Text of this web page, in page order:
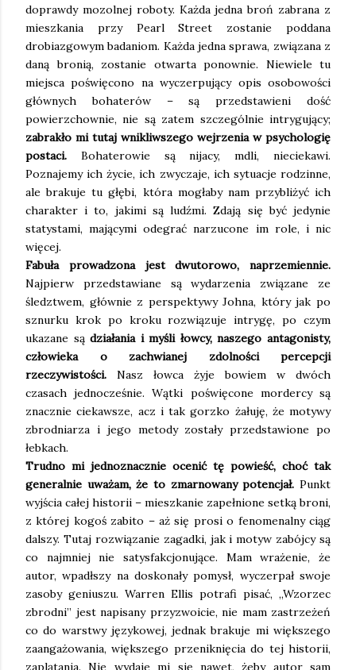
doprawdy mozolnej roboty. Każda jedna broń zabrana z
mieszkania przy Pearl Street zostanie poddana
drobiazgowym badaniom. Każda jedna sprawa, związana z
daną bronią, zostanie otwarta ponownie. Niewiele tu
miejsca poświęcono na wyczerpujący opis osobowości
głównych bohaterów – są przedstawieni dość
powierzchownie, nie są zatem szczególnie intrygujący;
zabrakło mi tutaj wnikliwszego wejrzenia w psychologię
postaci. Bohaterowie są nijacy, mdli, nieciekawi.
Poznajemy ich życie, ich zwyczaje, ich sytuacje rodzinne,
ale brakuje tu głębi, która mogłaby nam przybliżyć ich
charakter i to, jakimi są ludźmi. Zdają się być jedynie
statystami, mającymi odegrać narzucone im role, i nic
więcej.
Fabuła prowadzona jest dwutorowo, naprzemiennie.
Najpierw przedstawiane są wydarzenia związane ze
śledztwem, głównie z perspektywy Johna, który jak po
sznurku krok po kroku rozwiązuje intrygę, po czym
ukazane sądziałania i myśli łowcy, naszego antagonisty,
człowieka o zachwianej zdolności percepcji
rzeczywistości. Nasz łowca żyje bowiem w dwóch
czasach jednocześnie. Wątki poświęcone mordercy są
znacznie ciekawsze, acz i tak gorzko żałuję, że motywy
zbrodniarza i jego metody zostały przedstawione po
łebkach.
Trudno mi jednoznacznie ocenić tę powieść, choć tak
generalnie uważam, że to zmarnowany potencjał. Punkt
wyjścia całej historii – mieszkanie zapełnione setką broni,
z której kogoś zabito – aż się prosi o fenomenalny ciąg
dalszy. Tutaj rozwiązanie zagadki, jak i motyw zabójcy są
co najmniej nie satysfakcjonujące. Mam wrażenie, że
autor, wpadłszy na doskonały pomysł, wyczerpał swoje
zasoby geniuszu. Warren Ellis potrafi pisać, „Wzorzec
zbrodni” jest napisany przyzwoicie, nie mam zastrzeżeń
co do warstwy językowej, jednak brakuje mi większego
zaangażowania, większego przeniknięcia do tej historii,